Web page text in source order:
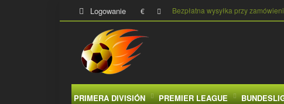
Logowanie € Bezpłatna wysyłka przy
PRIMERA DIVISIÓN PREMIER LEAGUE